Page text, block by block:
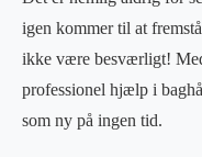
igen kommer til at
ikke være besværligt!
professionel hjælp i
som ny på ingen tid.